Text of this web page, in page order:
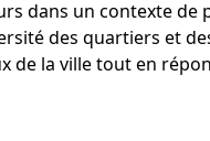
dans un contexte
des quartiers et
la ville tout en